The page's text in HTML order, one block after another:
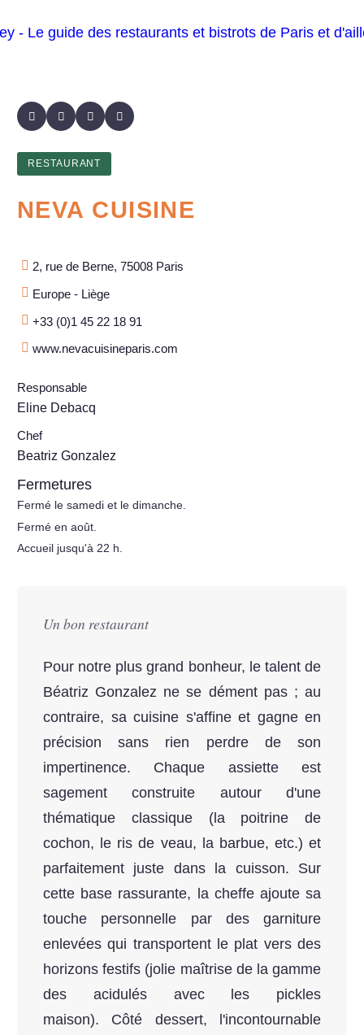
RESTAURANT
NEVA CUISINE
2, rue de Berne, 75008 Paris
Europe - Liège
+33 (0)1 45 22 18 91
www.nevacuisineparis.com
Responsable
Eline Debacq
Chef
Beatriz Gonzalez
Fermetures
Fermé le samedi et le dimanche.
Fermé en août.
Accueil jusqu'à 22 h.
Un bon restaurant
Pour notre plus grand bonheur, le talent de
Béatriz Gonzalez ne se dément pas ; au
contraire, sa cuisine s'affine et gagne en
précision sans rien perdre de son
impertinence. Chaque assiette est
sagement construite autour d'une
thématique classique (la poitrine de
cochon, le ris de veau, la barbue, etc.) et
parfaitement juste dans la cuisson. Sur
cette base rassurante, la cheffe ajoute sa
touche personnelle par des garniture
enlevées qui transportent le plat vers des
horizons festifs (jolie maîtrise de la gamme
des acidulés avec les pickles
maison). Côté dessert, l'incontournable